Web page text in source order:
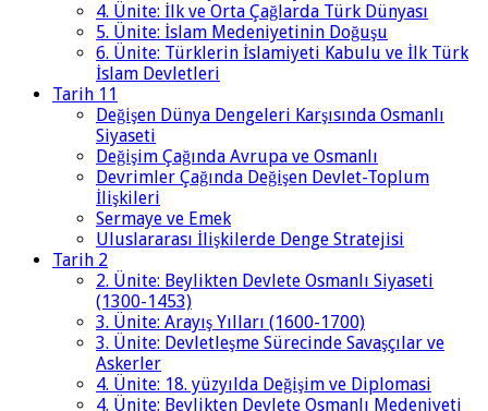
4. Ünite: İlk ve Orta Çağlarda Türk Dünyası
5. Ünite: İslam Medeniyetinin Doğuşu
6. Ünite: Türklerin İslamiyeti Kabulu ve İlk Türk
İslam Devletleri
Tarih 11
Değişen Dünya Dengeleri Karşısında Osmanlı
Siyaseti
Değişim Çağında Avrupa ve Osmanlı
Devrimler Çağında Değişen Devlet-Toplum
İlişkileri
Sermaye ve Emek
Uluslararası İlişkilerde Denge Stratejisi
Tarih 2
2. Ünite: Beylikten Devlete Osmanlı Siyaseti
(1300-1453)
3. Ünite: Arayış Yılları (1600-1700)
3. Ünite: Devletleşme Sürecinde Savaşçılar ve
Askerler
4. Ünite: 18. yüzyılda Değişim ve Diplomasi
4. Ünite: Beylikten Devlete Osmanlı Medeniyeti